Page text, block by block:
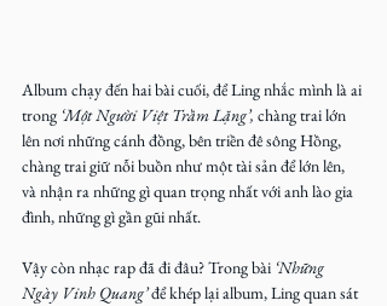
Album chạy đến hai bài cuối, để Ling nhắc mình là ai
trong ‘Một Người Việt Trầm Lặng’, chàng trai lớn
lên nơi những cánh đồng, bên triền đê sông Hồng,
chàng trai giữ nỗi buồn như một tài sản để lớn lên,
và nhận ra những gì quan trọng nhất với anh lào gia
đình, những gì gần gũi nhất.
Vậy còn nhạc rap đã đi đâu? Trong bài ‘Những
Ngày Vinh Quang’ để khép lại album, Ling quan sát